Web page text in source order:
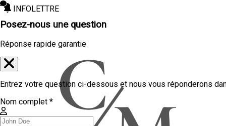
INFOLETTRE
Posez-nous une question
Réponse rapide garantie
Entrez votre question ci-dessous et nous vous réponderons
Nom complet *